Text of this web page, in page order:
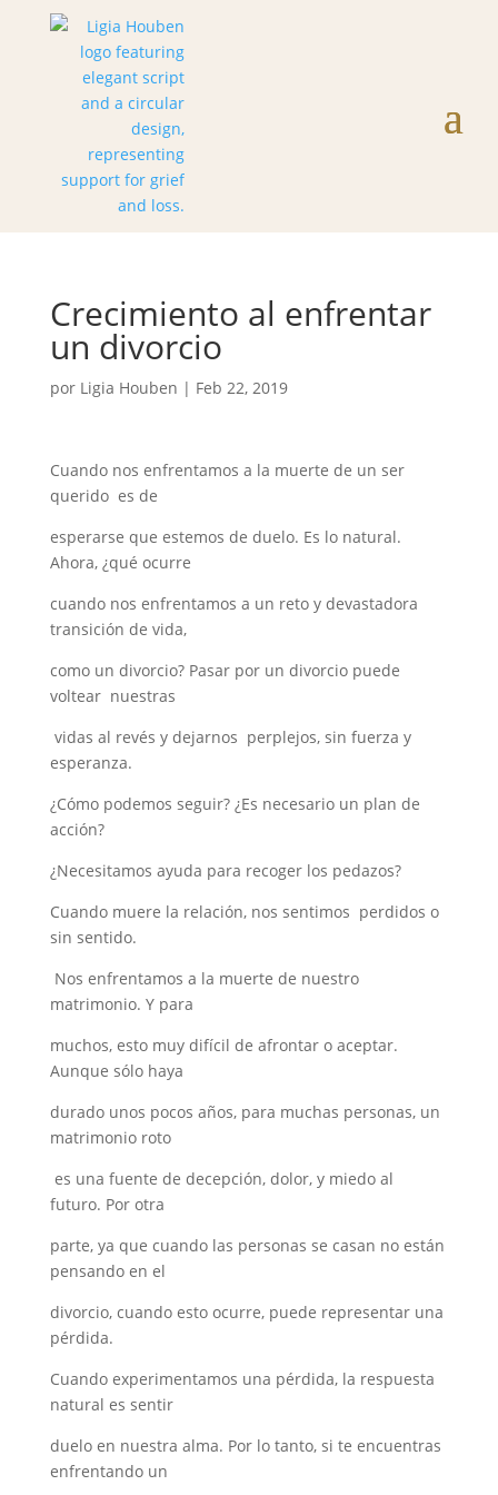
Crecimiento al enfrentar
un divorcio
por Ligia Houben | Feb 22, 2019
Cuando nos enfrentamos a la muerte de un ser
querido es de
esperarse que estemos de duelo. Es lo natural.
Ahora, ¿qué ocurre
cuando nos enfrentamos a un reto y devastadora
transición de vida,
como un divorcio? Pasar por un divorcio puede
voltear nuestras
vidas al revés y dejarnos perplejos, sin fuerza y
esperanza.
¿Cómo podemos seguir? ¿Es necesario un plan de
acción?
¿Necesitamos ayuda para recoger los pedazos?
Cuando muere la relación, nos sentimos perdidos o
sin sentido.
Nos enfrentamos a la muerte de nuestro
matrimonio. Y para
muchos, esto muy difícil de afrontar o aceptar.
Aunque sólo haya
durado unos pocos años, para muchas personas, un
matrimonio roto
es una fuente de decepción, dolor, y miedo al
futuro. Por otra
parte, ya que cuando las personas se casan no están
pensando en el
divorcio, cuando esto ocurre, puede representar una
pérdida.
Cuando experimentamos una pérdida, la respuesta
natural es sentir
duelo en nuestra alma. Por lo tanto, si te encuentras
enfrentando un